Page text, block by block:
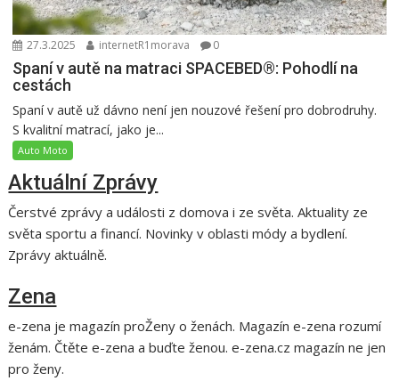
27.3.2025 internetR1morava 0
Spaní v autě na matraci SPACEBED®: Pohodlí na
cestách
Spaní v autě už dávno není jen nouzové řešení pro dobrodruhy.
S kvalitní matrací, jako je...
Auto Moto
Aktuální Zprávy
Čerstvé zprávy a události z domova i ze světa. Aktuality ze
světa sportu a financí. Novinky v oblasti módy a bydlení.
Zprávy aktuálně.
Zena
e-zena je magazín proŽeny o ženách. Magazín e-zena rozumí
ženám. Čtěte e-zena a buďte ženou. e-zena.cz magazín ne jen
pro ženy.